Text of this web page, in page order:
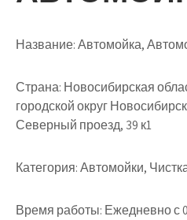
Название:Автомойка,
Страна: Новосибирская
городской округ
Северный проезд, 39 к1
Категория:Автомойки,
Время работы: Ежедневно с